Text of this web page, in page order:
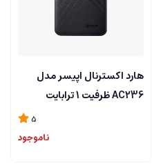
هارد اکسترنال اپیسر مدل
AC236 ظرفیت 1 ترابایت
5
ناموجود